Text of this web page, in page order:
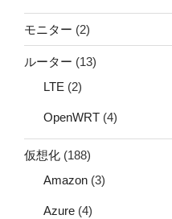
モニター (2)
ルーター (13)
LTE (2)
OpenWRT (4)
仮想化 (188)
Amazon (3)
Azure (4)